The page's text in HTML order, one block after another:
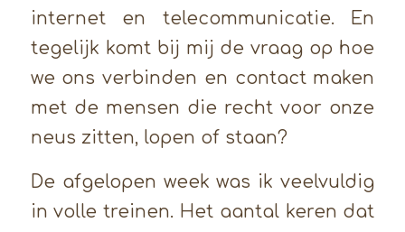
internet en telecommunicatie. En
tegelijk komt bij mij de vraag op hoe
we ons verbinden en contact maken
met de mensen die recht voor onze
neus zitten, lopen of staan?
De afgelopen week was ik veelvuldig
in volle treinen. Het aantal keren dat